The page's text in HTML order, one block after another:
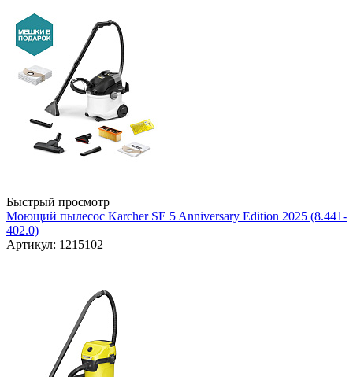
Быстрый просмотр
Моющий пылесос Karcher SE 5 Anniversary Edition 2025 (8.441-
402.0)
Артикул: 1215102